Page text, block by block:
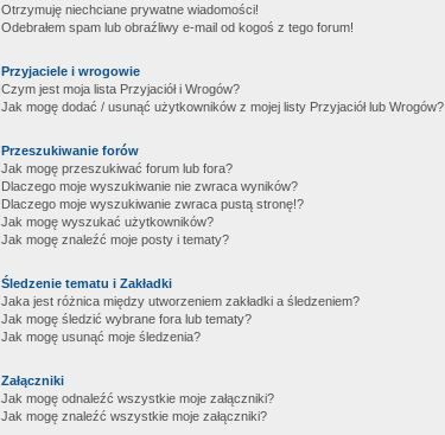
Otrzymuję niechciane prywatne wiadomości!
Odebrałem spam lub obraźliwy e-mail od kogoś z tego forum!
Przyjaciele i wrogowie
Czym jest moja lista Przyjaciół i Wrogów?
Jak mogę dodać / usunąć użytkowników z mojej listy Przyjaciół lub Wrogów?
Przeszukiwanie forów
Jak mogę przeszukiwać forum lub fora?
Dlaczego moje wyszukiwanie nie zwraca wyników?
Dlaczego moje wyszukiwanie zwraca pustą stronę!?
Jak mogę wyszukać użytkowników?
Jak mogę znaleźć moje posty i tematy?
Śledzenie tematu i Zakładki
Jaka jest różnica między utworzeniem zakładki a śledzeniem?
Jak mogę śledzić wybrane fora lub tematy?
Jak mogę usunąć moje śledzenia?
Załączniki
Jak mogę odnaleźć wszystkie moje załączniki?
Jak mogę znaleźć wszystkie moje załączniki?